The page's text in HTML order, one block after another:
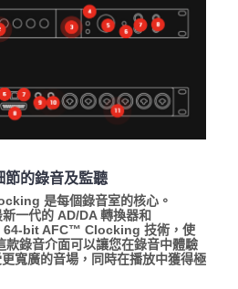
節的錄音及監聽
是每個錄音室的核心。
一代的 AD/DA 轉換器和
bit AFC™ Clocking 技術，使
錄音介面可以讓您在錄音中體驗
寬廣的音場，同時在播放中獲得極